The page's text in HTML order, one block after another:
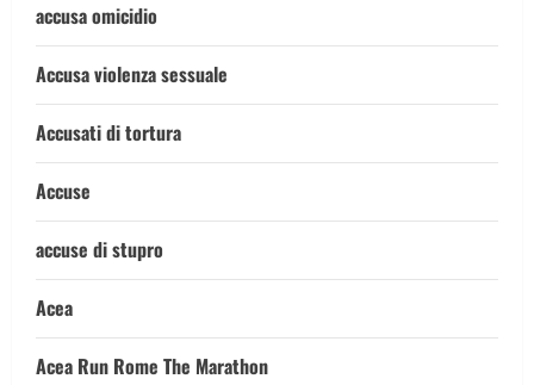
accusa omicidio
Accusa violenza sessuale
Accusati di tortura
Accuse
accuse di stupro
Acea
Acea Run Rome The Marathon